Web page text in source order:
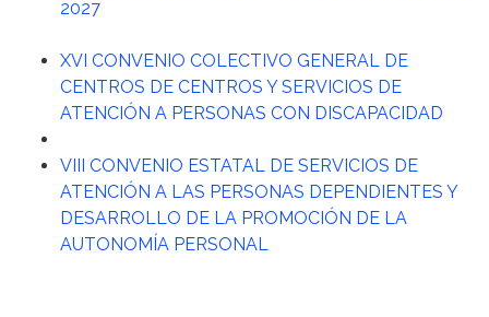
2027
XVI CONVENIO COLECTIVO GENERAL DE
CENTROS DE CENTROS Y SERVICIOS DE
ATENCIÓN A PERSONAS CON DISCAPACIDAD
VIII CONVENIO ESTATAL DE SERVICIOS DE
ATENCIÓN A LAS PERSONAS DEPENDIENTES Y
DESARROLLO DE LA PROMOCIÓN DE LA
AUTONOMÍA PERSONAL